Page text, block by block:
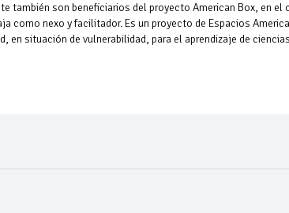
también son beneficiarios del proyecto American Box, en el
como nexo y facilitador. Es un proyecto de Espacios
en situación de vulnerabilidad, para el aprendizaje de